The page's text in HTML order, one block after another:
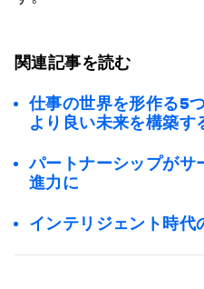
関連記事を読む
仕事の世界を形作る5
より良い未来を構築す
パートナーシップがサ
進力に
インテリジェント時代